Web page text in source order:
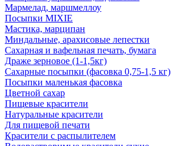
Мармелад, маршмеллоу
Посыпки MIXIE
Мастика, марципан
Миндальные, арахисовые лепестки
Сахарная и вафельная печать, бумага
Драже зерновое (1-1,5кг)
Сахарные посыпки (фасовка 0,75-1,5 кг)
Посыпки маленькая фасовка
Цветной сахар
Пищевые красители
Натуральные красители
Для пищевой печати
Красители с распылителем